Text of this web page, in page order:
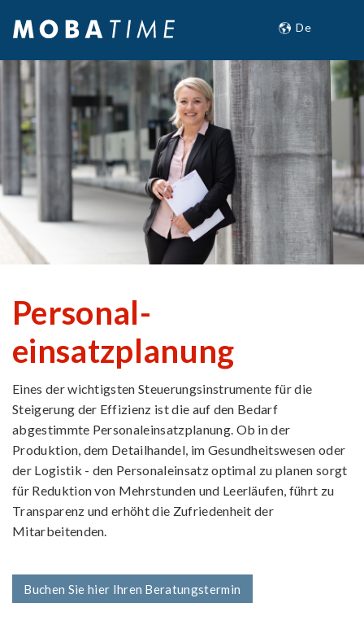
Personal­
einsatzplanung
Eines der wichtigsten Steuerungsinstrumente für die
Steigerung der Effizienz ist die auf den Bedarf
abgestimmte Personal­einsatzplanung. Ob in der
Produktion, dem Detailhandel, im Gesundheitswesen oder
der Logistik - den Personaleinsatz optimal zu planen sorgt
für Reduktion von Mehrstunden und Leerläufen, führt zu
Transparenz und erhöht die Zufriedenheit der
Mitarbeitenden.
Buchen Sie hier Ihren Beratungstermin